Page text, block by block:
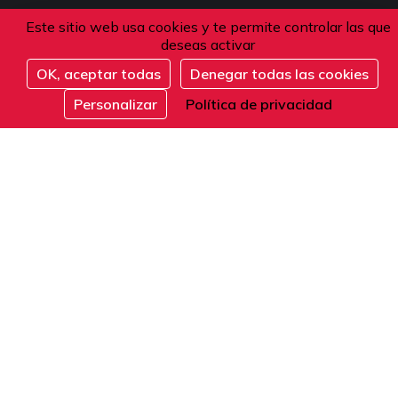
Este sitio web usa cookies y te permite controlar las que
deseas activar
OK, aceptar todas
Denegar todas las cookies
Personalizar
Política de privacidad
Inscribirse
101 boulevard Raspail
75006 Paris
Francia